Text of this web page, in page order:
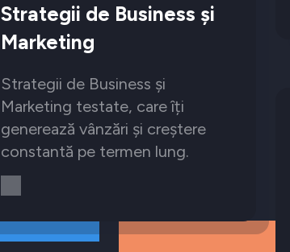
Strategii de Business și
Marketing
Strategii de Business și
Marketing testate, care îți
generează vânzări și creștere
constantă pe termen lung.